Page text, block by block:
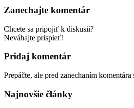
Zanechajte komentár
Chcete sa pripojiť k diskusii?
Neváhajte prispieť!
Pridaj komentár
Prepáčte, ale pred zanechaním komentára
Najnovšie články